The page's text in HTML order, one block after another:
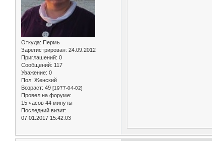
Откуда: Пермь
Зарегистрирован: 24.09.2012
Приглашений: 0
Сообщений: 117
Уважение: 0
Пол: Женский
Возраст: 49 [1977-04-02]
Провел на форуме:
15 часов 44 минуты
Последний визит:
07.01.2017 15:42:03